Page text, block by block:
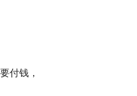
付钱，